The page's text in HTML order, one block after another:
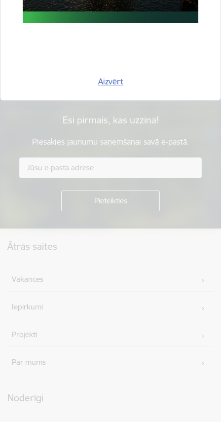
Aizvērt
Esi pirmais, kas uzzina!
Piesakies jaunumu saņemšanai savā e-pastā.
Ātrās saites
Vakances
Iepirkumi
Projekti
Par mums
Noderīgi